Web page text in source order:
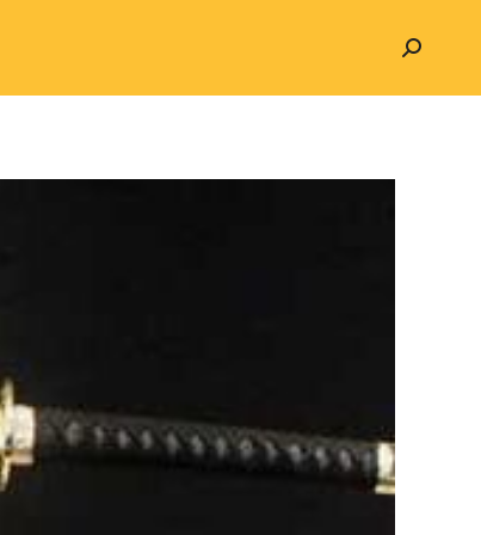
Search: